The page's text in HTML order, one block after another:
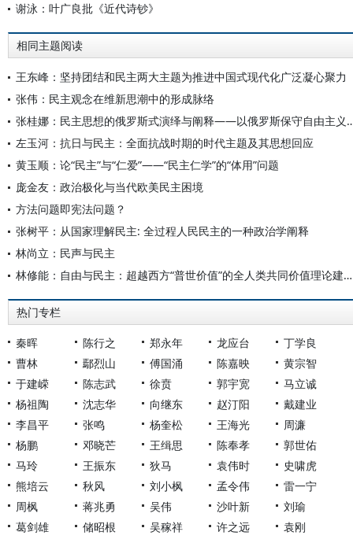
谢泳：叶广良批《近代诗钞》
相同主题阅读
王东峰：坚持团结和民主两大主题为推进中国式现代化广泛凝心聚力
张伟：民主观念在维新思潮中的形成脉络
张桂娜：民主思想的俄罗斯式
左玉河：抗日与民主：全面抗战时期的时代主题及其思想回应
黄玉顺：论“民主”与“仁爱”——“民主仁学”的“体用”问题
庞金友：政治极化与当代欧美民主困境
方法问题即宪法问题？
张树平：从国家理解民主: 全过程人民民主的一种政治学阐释
林尚立：民声与民主
林修能：自由与民主：超越西方“普世价值”的全人类共同价值理论建构初探
热门专栏
秦晖 陈行之 郑永年 龙应台
丁学良
曹林
鄢烈山 傅国涌 陈嘉映
黄宗智
于建嵘
陈志武 徐贲 郭宇宽
马立诚
杨祖陶
沈志华 向继东 赵汀阳
戴建业
李昌平
张鸣 杨奎松 王海光
周濂
杨鹏
邓晓芒 王缉思 陈奉孝
郭世佑
马玲
王振东 狄马 袁伟时
史啸虎
熊培云
秋风 刘小枫 孟令伟
雷一宁
周枫
蒋兆勇 吴伟 沙叶新
刘瑜
葛剑雄
储昭根 吴稼祥 许之远 袁刚